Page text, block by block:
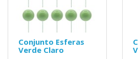
Conjunto Esferas
Verde Claro